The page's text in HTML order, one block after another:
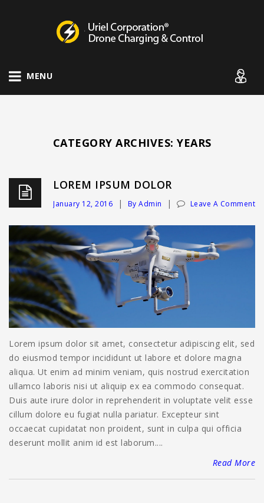
MENU
CATEGORY ARCHIVES: YEARS
LOREM IPSUM DOLOR
January 12, 2016 By Admin Leave A Comment
Lorem ipsum dolor sit amet, consectetur adipiscing elit, sed
do eiusmod tempor incididunt ut labore et dolore magna
aliqua. Ut enim ad minim veniam, quis nostrud exercitation
ullamco laboris nisi ut aliquip ex ea commodo consequat.
Duis aute irure dolor in reprehenderit in voluptate velit esse
cillum dolore eu fugiat nulla pariatur. Excepteur sint
occaecat cupidatat non proident, sunt in culpa qui officia
deserunt mollit anim id est laborum....
Read More